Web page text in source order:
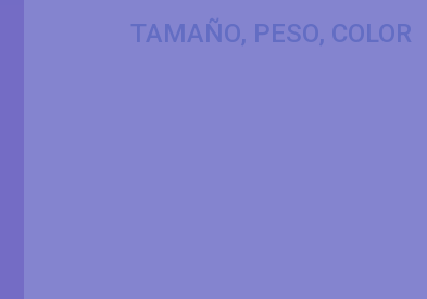
TAMAÑO, PESO, COLOR